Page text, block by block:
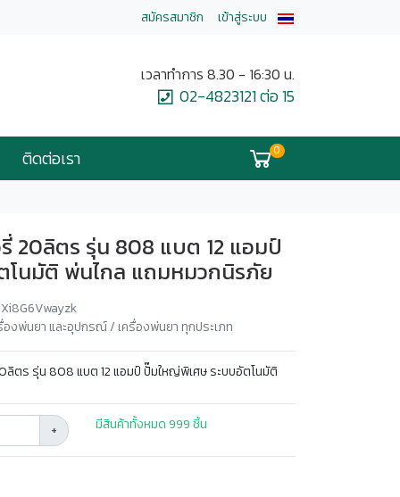
สมัครสมาชิก เข้าสู่ระบบ
เวลาทำการ 8.30 - 16:30 น.
02-4823121 ต่อ 15
ติดต่อเรา 0
20ลิตร รุ่น 808 แบต 12 แอมป์
นมัติ พ่นไกล แถมหมวกนิรภัย
องพ่นยา และอุปกรณ์ / เครื่องพ่นยา ทุกประเภท
ลิตร รุ่น 808 แบต 12 แอมป์ ปั๊มใหญ่พิเศษ ระบบอัตโนมัติ
+ มีสินค้าทั้งหมด 999 ชิ้น